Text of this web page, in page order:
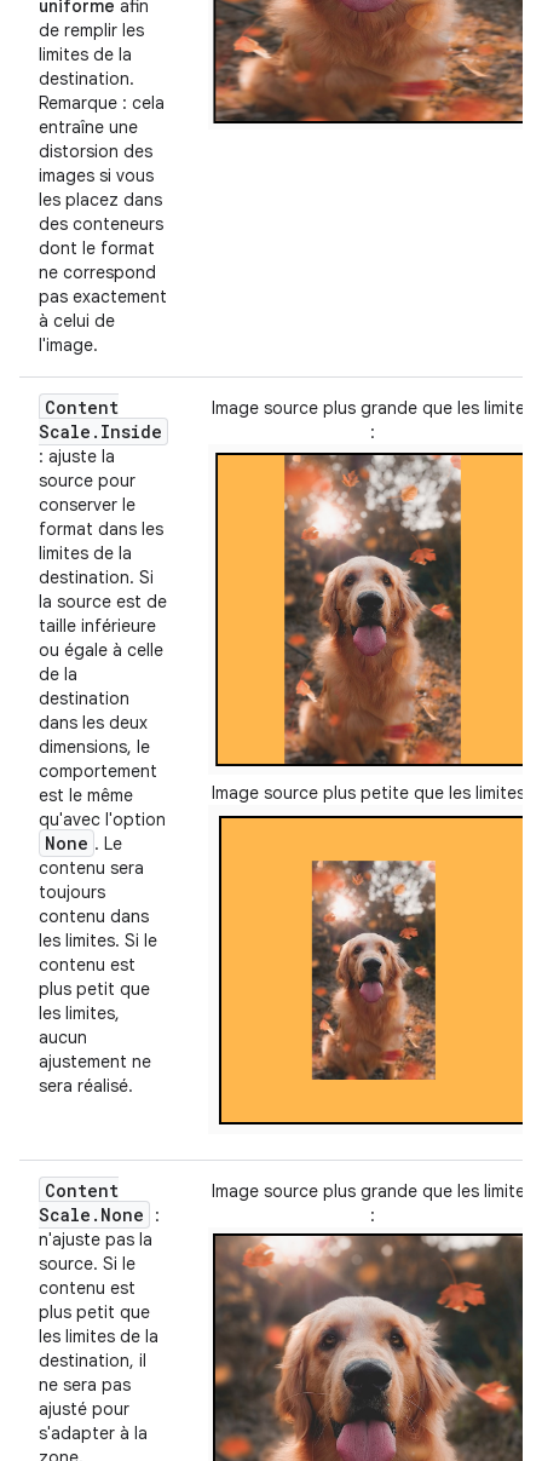
uniforme afin
de remplir les
limites de la
destination.
Remarque : cela
entraîne une
distorsion des
images si vous
les placez dans
des conteneurs
dont le format
ne correspond
pas exactement
à celui de
l'image.
Content
Scale . Inside
: ajuste la
source pour
conserver le
format dans les
limites de la
destination. Si
la source est de
taille inférieure
ou égale à celle
de la
destination
dans les deux
dimensions, le
comportement
est le même
qu'avec l'option
None . Le
contenu sera
toujours
contenu dans
les limites. Si le
contenu est
plus petit que
les limites,
aucun
ajustement ne
sera réalisé.
Image source plus grande que les limites
:
Image source plus petite que les limites :
Content
Scale . None
:
n'ajuste pas la
source. Si le
contenu est
plus petit que
les limites de la
destination, il
ne sera pas
ajusté pour
s'adapter à la
Image source plus grande que les limites
: